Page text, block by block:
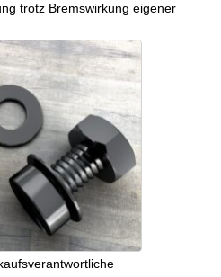
trotz Bremswirkung eigener